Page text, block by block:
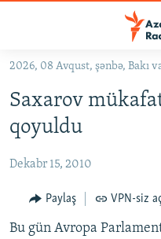
Əsas
qayıt
Əsas
naviqasiyaya
qayıt
KORRUPSIOMETR
#ƏSLINDƏ
FƏRQƏ BAX
QANUNI DOĞRU
2026, 08 Avqust, şənbə, Bakı
Saxarov
qoyuldu
Dekabr 15, 2010
Paylaş VPN-siz
Bu gün Avropa